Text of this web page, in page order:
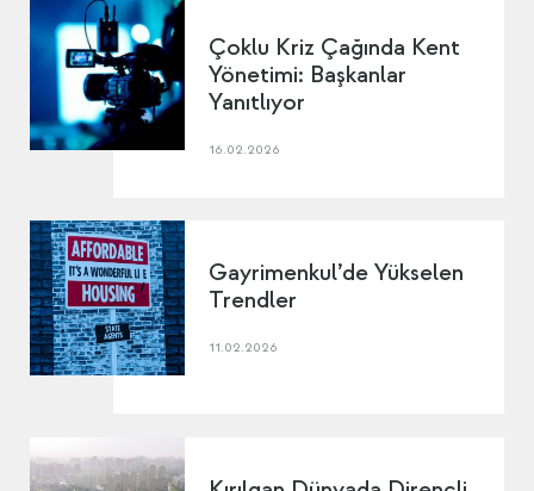
Çoklu Kriz Çağında Kent
Yönetimi: Başkanlar
Yanıtlıyor
16.02.2026
Gayrimenkul’de Yükselen
Trendler
11.02.2026